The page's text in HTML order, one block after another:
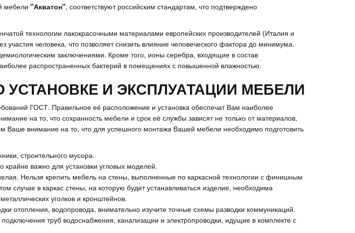
мебели "Акватон", соответствуют российским стандартам, что подтверждено
технологии лакокрасочными материалами европейских производителей (Италия и
человека, что позволяет снизить влияние человеческого фактора до минимума.
заключениями. Кроме того, ионы серебра, входящие в состав
распространенных бактерий в помещениях с повышенной влажностью.
И ЭКСПЛУАТАЦИИ МЕБЕЛИ
ГОСТ. Правильное её расположение и установка обеспечат Вам наиболее
на то, что сохранность мебели и срок её службы зависят не только от материалов,
Ваше внимание на то, что для успешного монтажа Вашей мебели необходимо подготовить
строительного мусора.
важно для установки угловых моделей.
Нельзя крепить мебель на стены, выполненные по каркасной технологии с финишным
случае в каркас стены, на которую будет устанавливаться изделие, необходима
уголков и кронштейнов.
отопления, водопровода, внимательно изучите точные схемы разводки коммуникаций.
труб водоснабжения, канализации и электропроводки, идущие в комплекте с